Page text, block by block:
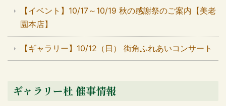
【イベント】10/17～10/19 秋の感謝祭のご案内【美老
園本店】
【ギャラリー】10/12（日） 街角ふれあいコンサート
ギャラリー杜 催事情報